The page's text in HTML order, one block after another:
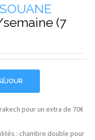
(7
pour un extra de 70€
: chambre double pour